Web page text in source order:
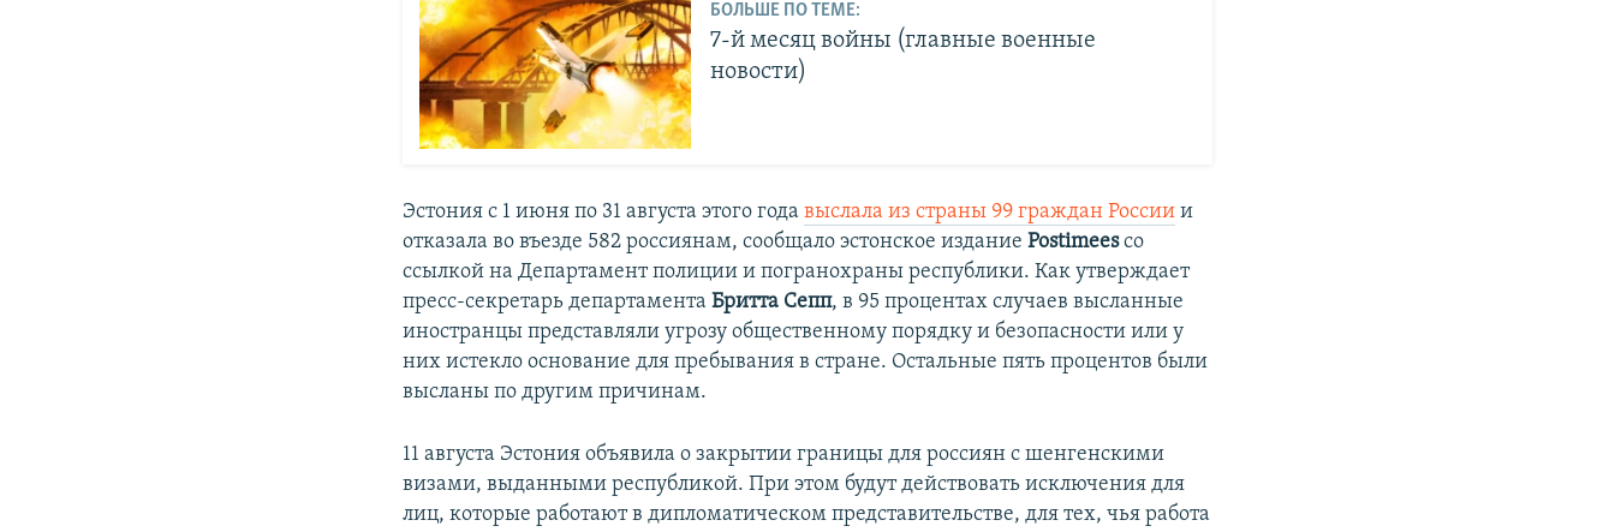
БОЛЬШЕ ПО ТЕМЕ:
7-й месяц войны (главные военные
новости)
Эстония с 1 июня по 31 августа этого годавыслала из страны 99 граждан России и
отказала во въезде 582 россиянам, сообщало эстонское изданиеPostimeesсо
ссылкой на Департамент полиции и погранохраны республики. Как утверждает
пресс-секретарь департаментаБритта Сепп, в 95 процентах случаев высланные
иностранцы представляли угрозу общественному порядку и безопасности или у
них истекло основание для пребывания в стране. Остальные пять процентов были
высланы по другим причинам.
11 августа Эстония объявила о закрытии границы для россиян с шенгенскими
визами, выданными республикой. При этом будут действовать исключения для
лиц, которые работают в дипломатическом представительстве, для тех, чья работа